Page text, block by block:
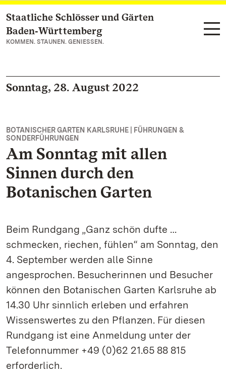
Zum Hauptinhalt springen
Staatliche Schlösser und Gärten
Baden‑Württemberg
KOMMEN. STAUNEN. GENIESSEN.
Sonntag, 28. August 2022
BOTANISCHER GARTEN KARLSRUHE | FÜHRUNGEN &
SONDERFÜHRUNGEN
Am Sonntag mit allen
Sinnen durch den
Botanischen Garten
Beim Rundgang „Ganz schön dufte …
schmecken, riechen, fühlen“ am Sonntag, den
4. September werden alle Sinne
angesprochen. Besucherinnen und Besucher
können den Botanischen Garten Karlsruhe ab
14.30 Uhr sinnlich erleben und erfahren
Wissenswertes zu den Pflanzen. Für diesen
Rundgang ist eine Anmeldung unter der
Telefonnummer +49 (0)62 21.65 88 815
erforderlich.